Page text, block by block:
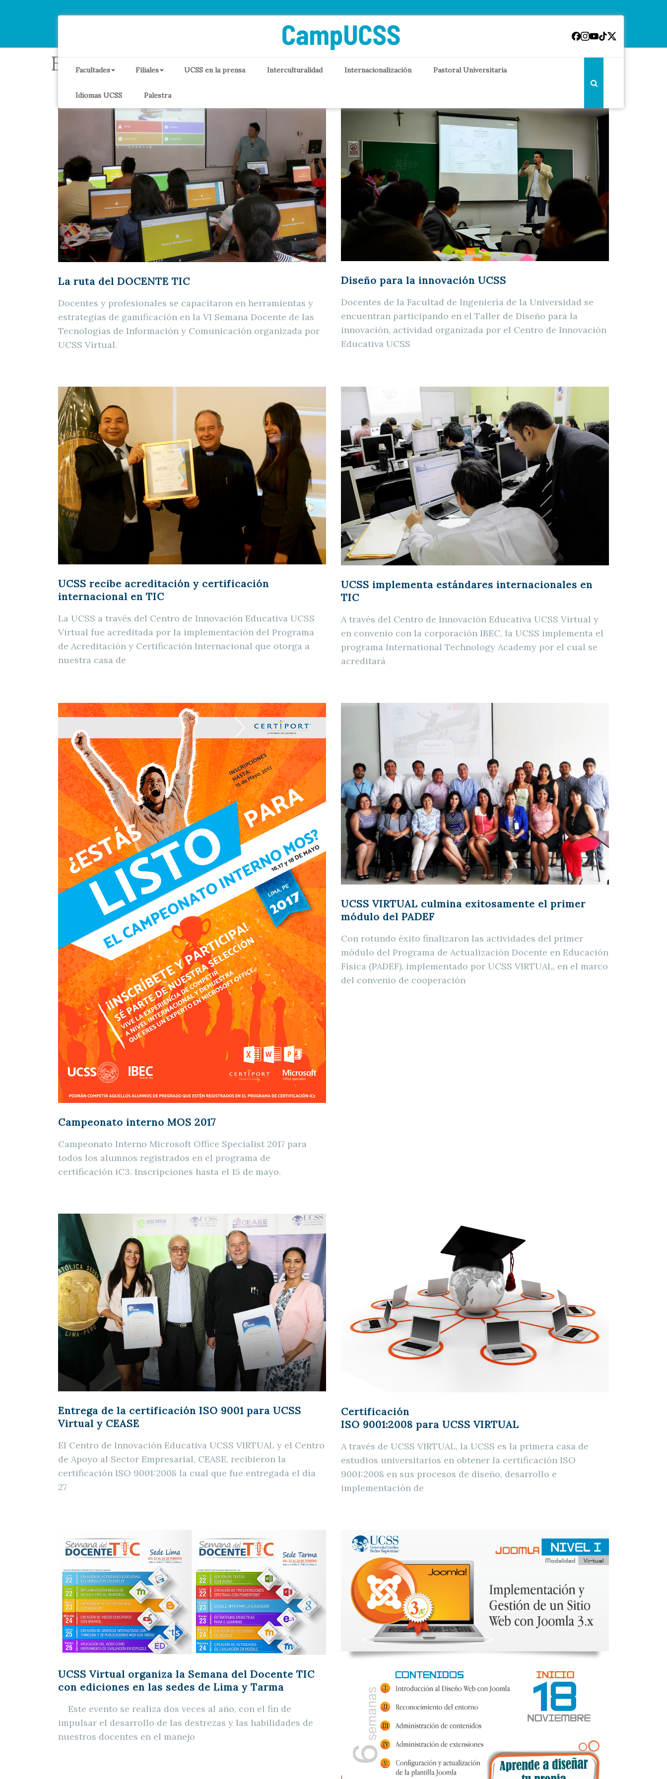
Facultades Filiales UCSS en la prensa Interculturalidad Internacionalización Pastoral Universitaria
Idiomas UCSS Palestra
Etiqueta:UCSS Virtual
La ruta del DOCENTE TIC
Docentes y profesionales se capacitaron en herramientas y
estrategias de gamificación en la VI Semana Docente de las
Tecnologías de Información y Comunicación organizada por
UCSS Virtual.
Diseño para la innovación UCSS
Docentes de la Facultad de Ingeniería de la Universidad se
encuentran participando en el Taller de Diseño para la
innovación, actividad organizada por el Centro de Innovación
Educativa UCSS
UCSS recibe acreditación y certificación
internacional en TIC
La UCSS a través del Centro de Innovación Educativa UCSS
Virtual fue acreditada por la implementación del Programa
de Acreditación y Certificación Internacional que otorga a
nuestra casa de
UCSS implementa estándares internacionales en
TIC
A través del Centro de Innovación Educativa UCSS Virtual y
en convenio con la corporación IBEC, la UCSS implementa el
programa International Technology Academy por el cual se
acreditará
Campeonato interno MOS 2017
Campeonato Interno Microsoft Office Specialist 2017 para
todos los alumnos registrados en el programa de
certificación iC3. Inscripciones hasta el 15 de mayo.
UCSS VIRTUAL culmina exitosamente el primer
módulo del PADEF
Con rotundo éxito finalizaron las actividades del primer
módulo del Programa de Actualización Docente en Educación
Física (PADEF), implementado por UCSS VIRTUAL, en el marco
del convenio de cooperación
Entrega de la certificación ISO 9001 para UCSS
Virtual y CEASE
El Centro de Innovación Educativa UCSS VIRTUAL y el Centro
de Apoyo al Sector Empresarial, CEASE, recibieron la
certificación ISO 9001:2008 la cual que fue entregada el día
27
Certificación
ISO 9001:2008 para UCSS VIRTUAL
A través de UCSS VIRTUAL, la UCSS es la primera casa de
estudios universitarios en obtener la certificación ISO
9001:2008 en sus procesos de diseño, desarrollo e
implementación de
UCSS Virtual organiza la Semana del Docente TIC
con ediciones en las sedes de Lima y Tarma
Este evento se realiza dos veces al año, con el fin de
impulsar el desarrollo de las destrezas y las habilidades de
nuestros docentes en el manejo